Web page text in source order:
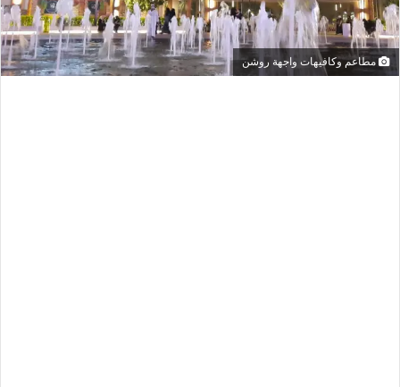
مطاعم وكافيهات واجهة روشن